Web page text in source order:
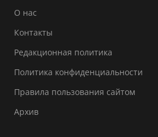
О нас
Контакты
Редакционная политика
Политика конфиденциальности
Правила пользования сайтом
Архив